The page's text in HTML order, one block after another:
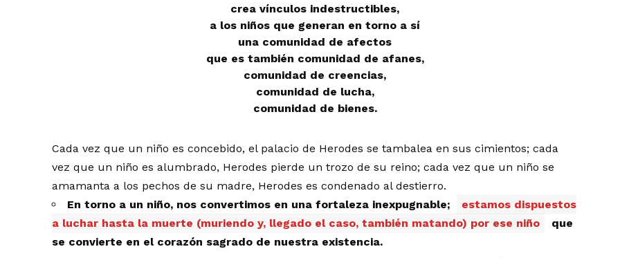
crea vínculos indestructibles,
a los niños que generan en torno a sí
una comunidad de afectos
que es también comunidad de afanes,
comunidad de creencias,
comunidad de lucha,
comunidad de bienes.
Cada vez que un niño es concebido, el palacio de Herodes se tambalea en sus cimientos; cada
vez que un niño es alumbrado, Herodes pierde un trozo de su reino; cada vez que un niño se
amamanta a los pechos de su madre, Herodes es condenado al destierro.
En torno a un niño, nos convertimos en una fortaleza inexpugnable;
estamos dispuestos
a luchar hasta la muerte (muriendo y, llegado el caso, también matando) por ese niño
que
se convierte en el corazón sagrado de nuestra existencia.